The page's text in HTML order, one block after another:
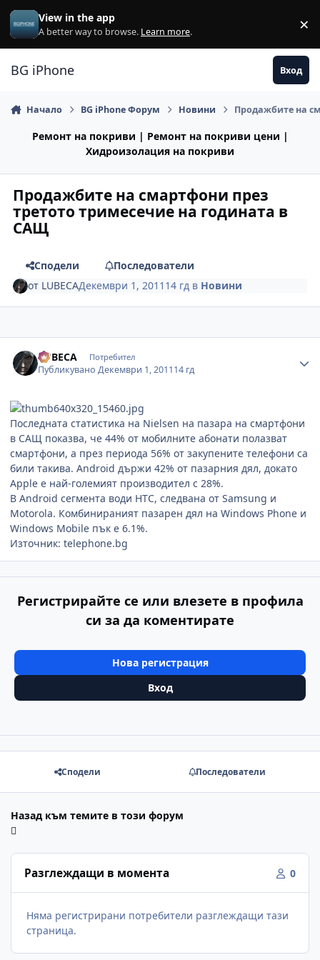
Премини към съдържанието
View in the app
A better way to browse. Learn more. ×
BG iPhone Вход
Начало BG iPhone Форум Новини Продажбите на
Ремонт на покриви | Ремонт на покриви цени |
Хидроизолация на покриви
Продажбите на смартфони през
третото тримесечие на годината в
САЩ
Сподели
Последователи
от LUBECAДекември 1, 2011 14 гд в Новини
LUBECA Потребител
ПубликуваноДекември 1, 201114 гд
Последната статистика на Nielsen на пазара на смартфони
в САЩ показва, че 44% от мобилните абонати полазват
смартфони, а през периода 56% от закупените телефони са
били такива. Android държи 42% от пазарния дял, докато
Apple е най-големият производител с 28%.
В Android сегмента води HTC, следвана от Samsung и
Motorola. Комбинираният пазарен дял на Windows Phone и
Windows Mobile пък е 6.1%.
Източник: telephone.bg
Регистрирайте се или влезете в профила
си за да коментирате
Нова регистрация
Вход
Сподели Последователи
Назад към темите в този форум
Разглеждащи в момента 0
Няма регистрирани потребители разглеждащи тази
страница.